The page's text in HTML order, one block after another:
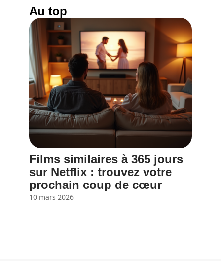
Au top
Films similaires à 365 jours
sur Netflix : trouvez votre
prochain coup de cœur
10 mars 2026